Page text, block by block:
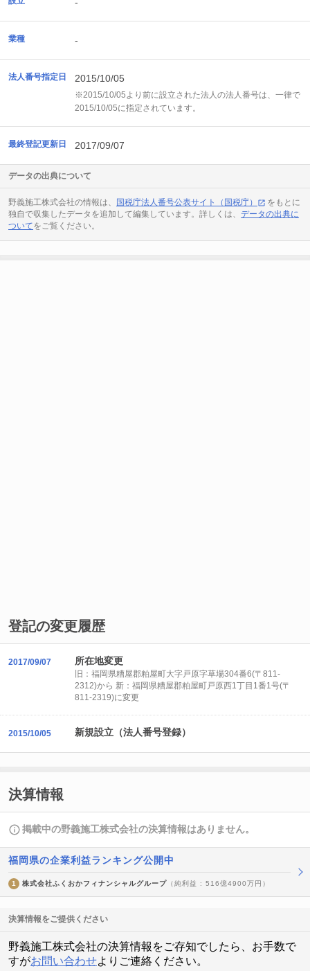
業種 -
法人番号指定日 2015/10/05
※2015/10/05より前に設立された法人の法人番号は、一律で
2015/10/05に指定されています。
最終登記更新日 2017/09/07
データの出典について
野義施工株式会社の情報は、 国税庁法人番号公表サイト（国税庁）
をもとに
独自で収集したデータを追加して編集しています。詳しくは、 データの出典に
ついてをご覧ください。
登記の変更履歴
2017/09/07 所在地変更
旧：福岡県糟屋郡粕屋町大字戸原字草場304番6(〒811-
2312)から 新：福岡県糟屋郡粕屋町戸原西1丁目1番1号(〒
811-2319)に変更
2015/10/05 新規設立（法人番号登録）
決算情報
掲載中の野義施工株式会社の決算情報はありません。
福岡県の企業利益ランキング公開中
1 株式会社ふくおかフィナンシャルグループ （純利益 : 516億4900万円）
決算情報をご提供ください
野義施工株式会社の決算情報をご存知でしたら、お手数で
すがお問い合わせよりご連絡ください。